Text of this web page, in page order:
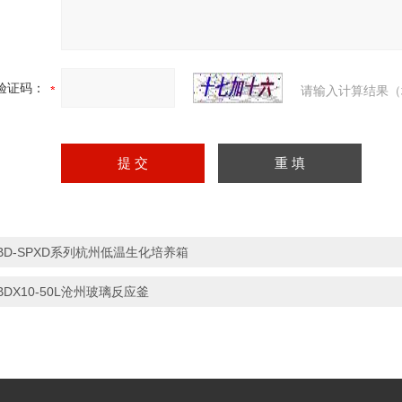
证码： 请输入计算结果
SPXD系列杭州低温生化培养箱
50L沧州玻璃反应釜